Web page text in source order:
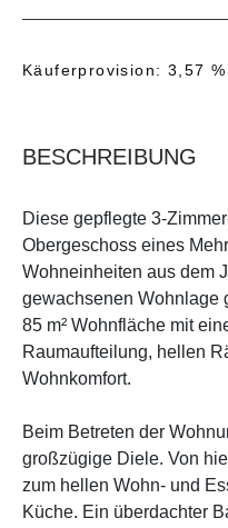
Käuferprovision: 3,57 %
BESCHREIBUNG
Diese gepflegte 3-
Obergeschoss eines
Wohneinheiten aus dem
gewachsenen Wohnlage
85 m² Wohnfläche mit
Raumaufteilung, hellen
Wohnkomfort.
Beim Betreten der
großzügige Diele. Von
zum hellen Wohn- und
Küche. Ein überdachter